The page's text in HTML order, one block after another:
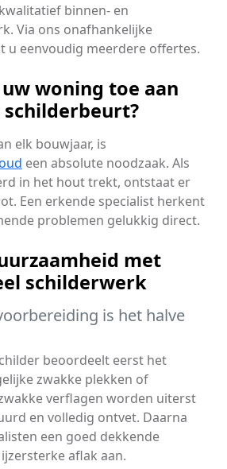
binnen- en
Via ons onafhankelijke
u eenvoudig meerdere offertes.
woning toe aan
schilderbeurt?
elk bouwjaar, is
een absolute noodzaak. Als
in het hout trekt, ontstaat er
Een erkende specialist herkent
problemen gelukkig direct.
met
schilderwerk
is het halve
beoordeelt eerst het
zwakke plekken of
verflagen worden uiterst
en volledig ontvet. Daarna
een goed dekkende
aflak aan.